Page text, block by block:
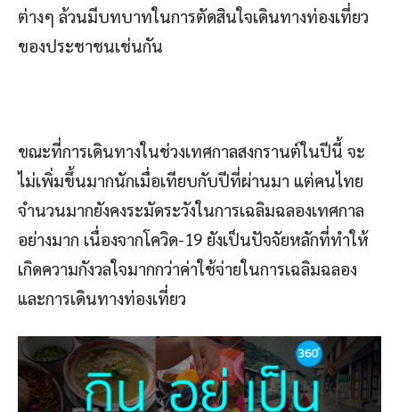
ต่างๆ ล้วนมีบทบาทในการตัดสินใจเดินทางท่องเที่ยว
ของประชาชนเช่นกัน
ขณะที่การเดินทางในช่วงเทศกาลสงกรานต์ในปีนี้ จะ
ไม่เพิ่มขึ้นมากนักเมื่อเทียบกับปีที่ผ่านมา แต่คนไทย
จำนวนมากยังคงระมัดระวังในการเฉลิมฉลองเทศกาล
อย่างมาก เนื่องจากโควิด-19 ยังเป็นปัจจัยหลักที่ทำให้
เกิดความกังวลใจมากกว่าค่าใช้จ่ายในการเฉลิมฉลอง
และการเดินทางท่องเที่ยว